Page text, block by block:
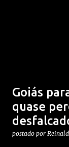
Goiás
quase
postado por